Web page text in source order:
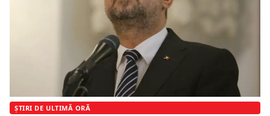
ȘTIRI DE ULTIMĂ ORĂ